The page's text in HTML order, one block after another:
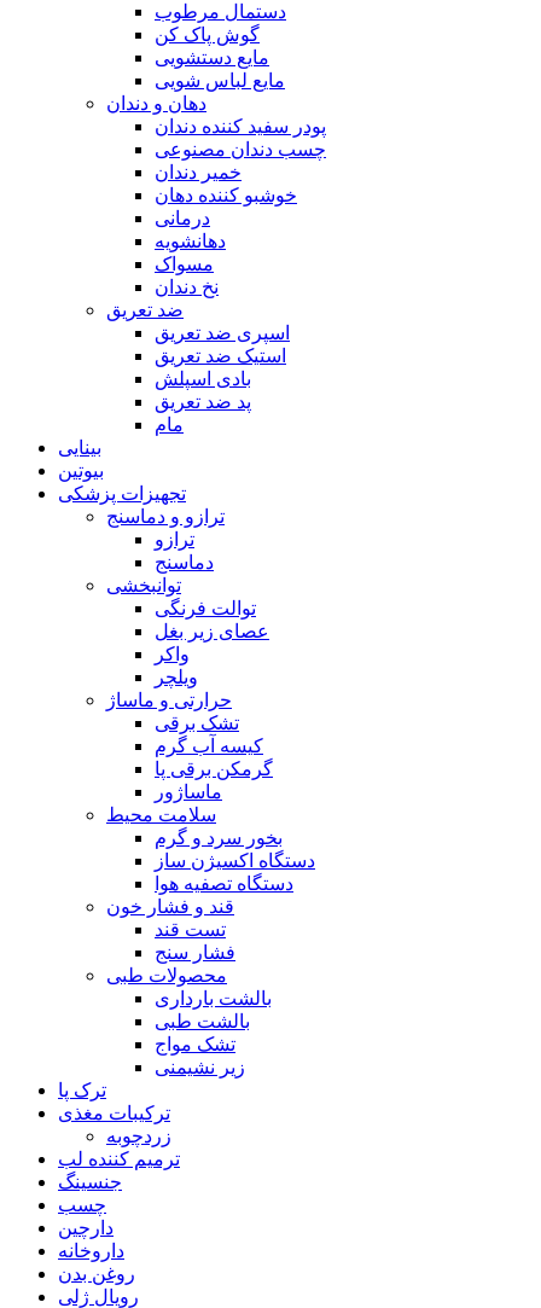
دستمال مرطوب
گوش پاک کن
مایع دستشویی
مایع لباس شویی
دهان و دندان
پودر سفید کننده دندان
چسب دندان مصنوعی
خمیر دندان
خوشبو کننده دهان
درمانی
دهانشویه
مسواک
نخ دندان
ضد تعریق
اسپری ضد تعریق
استیک ضد تعریق
بادی اسپلش
پد ضد تعریق
مام
بینایی
بیوتین
تجهیزات پزشکی
ترازو و دماسنج
ترازو
دماسنج
توانبخشی
توالت فرنگی
عصای زیر بغل
واکر
ویلچر
حرارتی و ماساژ
تشک برقی
کیسه آب گرم
گرمکن برقی پا
ماساژور
سلامت محیط
بخور سرد و گرم
دستگاه اکسیژن ساز
دستگاه تصفیه هوا
قند و فشار خون
تست قند
فشار سنج
محصولات طبی
بالشت بارداری
بالشت طبی
تشک مواج
زیر نشیمنی
ترک پا
ترکیبات مغذی
زردچوبه
ترمیم کننده لب
جنسینگ
چسب
دارچین
داروخانه
روغن بدن
رویال ژلی